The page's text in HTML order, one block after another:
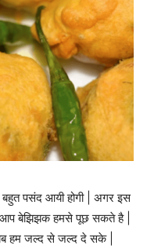
बहुत पसंद आयी होगी | अगर इस
आप बेझिझक हमसे पूछ सकते है |
हम जल्द से जल्द दे सके |